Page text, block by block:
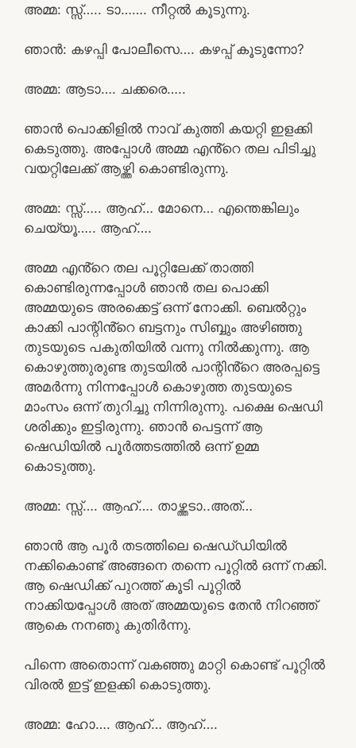
അമ്മ: സ്സ്‌….. ടാ……. നീറ്റൽ കൂടുന്നു.
ഞാൻ: കഴപ്പി പോലീസെ…. കഴപ്പ് കൂടുന്നോ?
അമ്മ: ആടാ…. ചക്കരെ…..
ഞാൻ പൊക്കിളിൽ നാവ് കുത്തി കയറ്റി ഇളക്കി
കെടുത്തു. അപ്പോൾ അമ്മ എൻ്റെ തല പിടിച്ചു
വയറ്റിലേക്ക് ആഴ്ത്തി കൊണ്ടിരുന്നു.
അമ്മ: സ്സ്‌….. ആഹ്… മോനെ… എന്തെങ്കിലും
ചെയ്യൂ….. ആഹ്….
അമ്മ എൻ്റെ തല പൂറ്റിലേക്ക് താത്തി
കൊണ്ടിരുന്നപ്പോൾ ഞാൻ തല പൊക്കി
അമ്മയുടെ അരക്കെട്ട് ഒന്ന് നോക്കി. ബെൽറ്റും
കാക്കി പാന്റിൻ്റെ ബട്ടനും സിബ്ബും അഴിഞ്ഞു
തുടയുടെ പകുതിയിൽ വന്നു നിൽക്കുന്നു. ആ
കൊഴുത്തുരുണ്ട തുടയിൽ പാന്റിൻ്റെ അരപ്പട്ടെ
അമർന്നു നിന്നപ്പോൾ കൊഴുത്ത തുടയുടെ
മാംസം ഒന്ന് തുറിച്ചു നിന്നിരുന്നു. പക്ഷെ ഷെഡി
ശരിക്കും ഇട്ടിരുന്നു. ഞാൻ പെട്ടന്ന് ആ
ഷെഡിയിൽ പൂർത്തടത്തിൽ ഒന്ന് ഉമ്മ
കൊടുത്തു.
അമ്മ: സ്സ്‌…. ആഹ്…. താഴ്ത്തടാ..അത്…
ഞാൻ ആ പൂർ തടത്തിലെ ഷെഡ്‌ഡിയിൽ
നക്കികൊണ്ട് അങ്ങനെ തന്നെ പൂറ്റിൽ ഒന്ന് നക്കി.
ആ ഷെഡിക്ക് പുറത്ത് കൂടി പൂറ്റിൽ
നാക്കിയപ്പോൾ അത് അമ്മയുടെ തേൻ നിറഞ്ഞ്
ആകെ നനഞു കുതിർന്നു.
പിന്നെ അതൊന്ന് വകഞ്ഞു മാറ്റി കൊണ്ട് പൂറ്റിൽ
വിരൽ ഇട്ട് ഇളക്കി കൊടുത്തു.
അമ്മ: ഹോ…. ആഹ്… ആഹ്….